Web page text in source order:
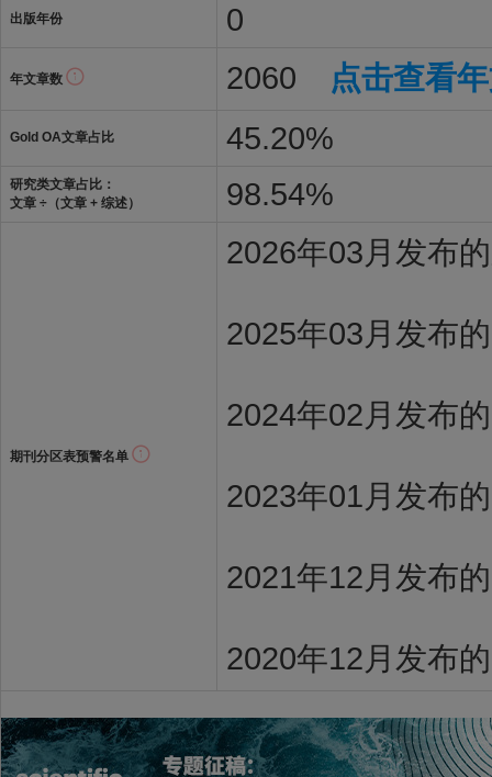
出版年份 0
年文章数 2060 点击查看
Gold OA文章占比 45.20%
研究类文章占比：
文章 ÷（文章 + 综述）
98.54%
期刊分区表预警名单
2026年03月发布
2025年03月发布
2024年02月发布
2023年01月发布
2021年12月发布
2020年12月发布